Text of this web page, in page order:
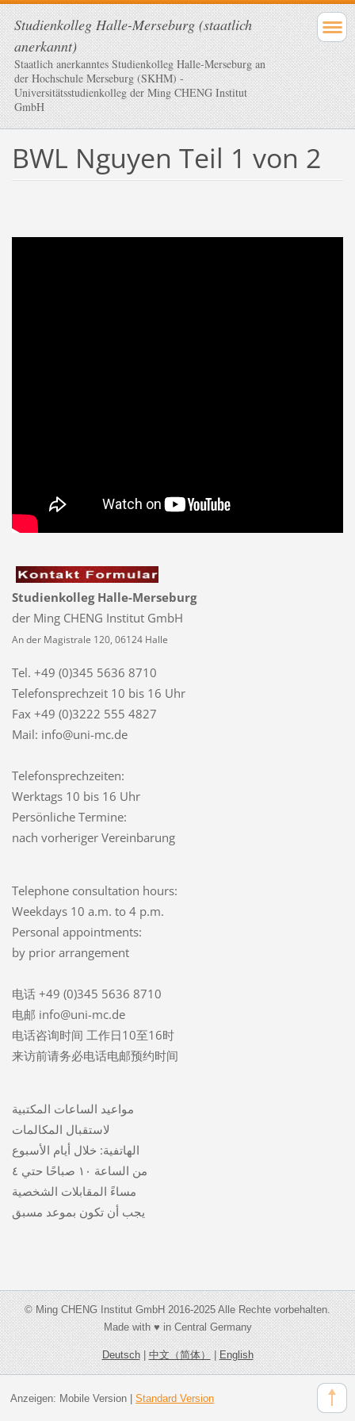
Studienkolleg Halle-Merseburg (staatlich
anerkannt)
Staatlich anerkanntes Studienkolleg Halle-Merseburg an
der Hochschule Merseburg (SKHM) -
Universitätsstudienkolleg der Ming CHENG Institut
GmbH
BWL Nguyen Teil 1 von 2
Studienkolleg Halle-Merseburg
der Ming CHENG Institut GmbH
An der Magistrale 120, 06124 Halle
Tel. +49 (0)345 5636 8710
Telefonsprechzeit 10 bis 16 Uhr
Fax +49 (0)3222 555 4827
Mail: info@uni-mc.de
Telefonsprechzeiten:
Werktags 10 bis 16 Uhr
Persönliche Termine:
nach vorheriger Vereinbarung
Telephone consultation hours:
Weekdays 10 a.m. to 4 p.m.
Personal appointments:
by prior arrangement
电话 +49 (0)345 5636 8710
电邮 info@uni-mc.de
电话咨询时间 工作日10至16时
来访前请务必电话电邮预约时间
مواعيد الساعات المكتبية
لاستقبال المكالمات
الهاتفية: خلال أيام الأسبوع
من الساعة ١٠ صباحًا حتي ٤
مساءً المقابلات الشخصية
يجب أن تكون بموعد مسبق
© Ming CHENG Institut GmbH 2016-2025 Alle Rechte vorbehalten.
Made with ♥ in Central Germany
Deutsch|中文（简体）|English
Anzeigen: Mobile Version| Standard Version